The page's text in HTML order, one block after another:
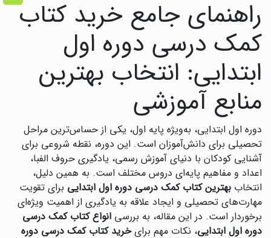
راهنمای جامع خرید کتاب
کمک درسی دوره اول
ابتدایی: انتخاب بهترین
منابع آموزشی
دوره اول ابتدایی، به‌ویژه پایه اول، یکی از حساس‌ترین مراحل
تحصیلی برای دانش‌آموزان است. این دوره، نقطه شروعی برای
آشنایی کودکان با دنیای آموزش رسمی، یادگیری حروف الفبا،
اعداد و مفاهیم پایه‌ای دروس مختلف است. به همین دلیل،
انتخاب بهترین کتاب کمک درسی دوره اول ابتدایی برای تقویت
مهارت‌های تحصیلی و ایجاد علاقه به یادگیری از اهمیت ویژه‌ای
برخوردار است. در این مقاله، به بررسی انواع کتاب کمک درسی
دوره اول ابتدایی، نکات مهم برایخرید کتاب کمک درسی دوره